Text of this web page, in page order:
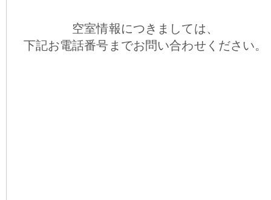
空室情報につきましては、
下記お電話番号までお問い合わせください。